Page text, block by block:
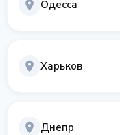
Одесса
Харьков
Днепр